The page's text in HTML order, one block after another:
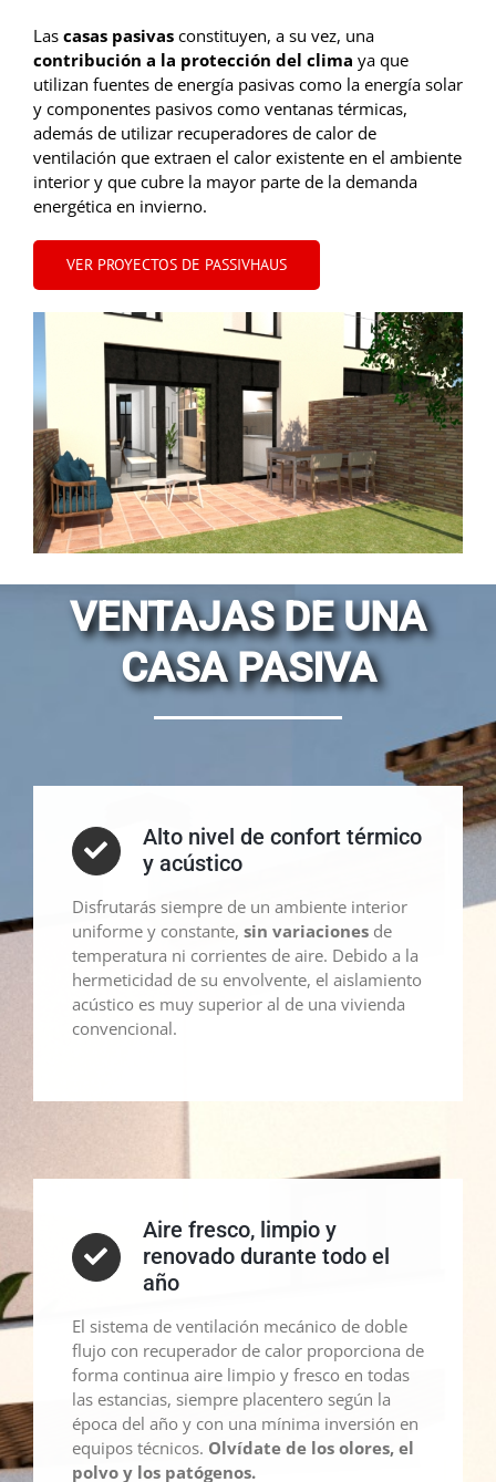
Las casas pasivasconstituyen, a su vez, una
contribución a la protección del clima ya que
utilizan fuentes de energía pasivas como la energía solar
y componentes pasivos como ventanas térmicas,
además de utilizar recuperadores de calor de
ventilación que extraen el calor existente en el ambiente
interior y que cubre la mayor parte de la demanda
energética en invierno.
VER PROYECTOS DE PASSIVHAUS
VENTAJAS DE UNA
CASA PASIVA
Alto nivel de confort térmico
y acústico
Disfrutarás siempre de un ambiente interior
uniforme y constante, sin variacionesde
temperatura ni corrientes de aire. Debido a la
hermeticidad de su envolvente, el aislamiento
acústico es muy superior al de una vivienda
convencional.
Aire fresco, limpio y
renovado durante todo el
año
El sistema de ventilación mecánico de doble
flujo con recuperador de calor proporciona de
forma continua aire limpio y fresco en todas
las estancias, siempre placentero según la
época del año y con una mínima inversión en
equipos técnicos. Olvídate de los olores, el
polvo y los patógenos.